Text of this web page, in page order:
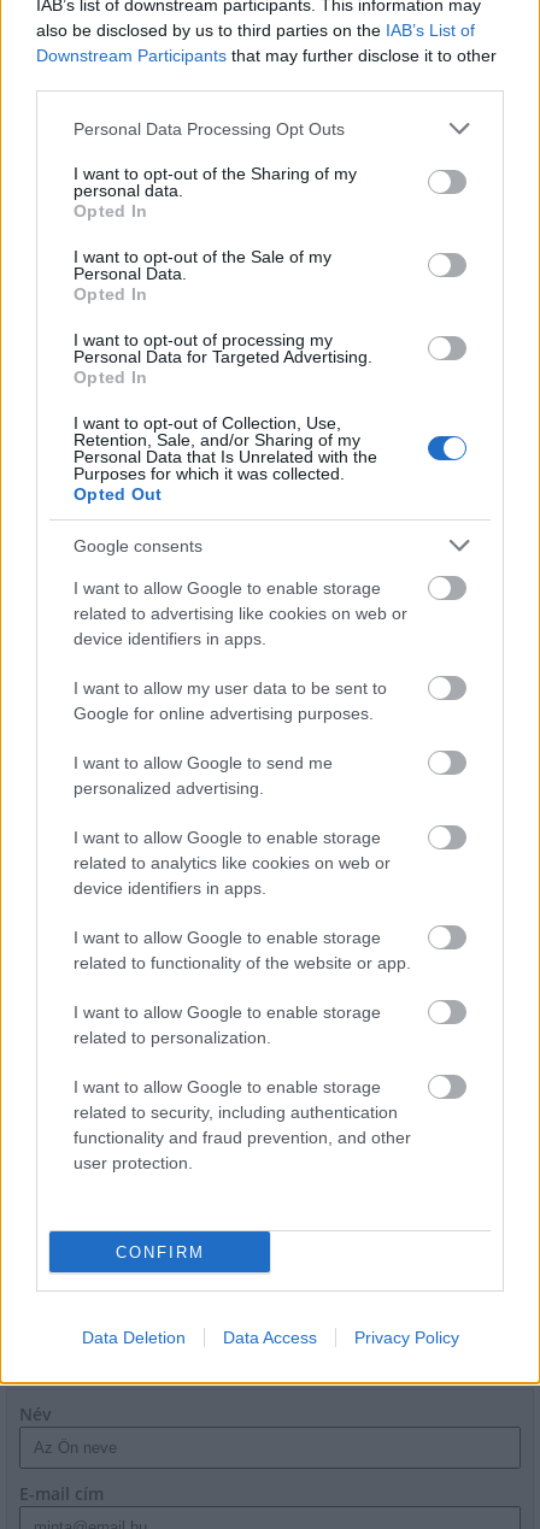
IAB’s list of downstream participants. This information may
also be disclosed by us to third parties on the IAB’s List of
Downstream Participants that may further disclose it to other
Please note that this website/app uses one or more Google
not limited to your visit or usage behaviour. You may click to
grant or deny consent to Google and its third-party tags to
use your data for below specified purposes in below Google
consent section.
Personal Data Processing Opt Outs
I want to opt-out of the Sharing of my
personal data.
Opted In
I want to opt-out of the Sale of my
Personal Data.
Opted In
I want to opt-out of processing my
Personal Data for Targeted Advertising.
Opted In
I want to opt-out of Collection, Use,
Retention, Sale, and/or Sharing of my
Personal Data that Is Unrelated with the
Purposes for which it was collected.
Opted Out
Google consents
I want to allow Google to enable storage
related to advertising like cookies on web or
device identifiers in apps.
I want to allow my user data to be sent to
Google for online advertising purposes.
I want to allow Google to send me
personalized advertising.
I want to allow Google to enable storage
related to analytics like cookies on web or
device identifiers in apps.
I want to allow Google to enable storage
related to functionality of the website or app.
I want to allow Google to enable storage
related to personalization.
I want to allow Google to enable storage
related to security, including authentication
functionality and fraud prevention, and other
user protection.
CONFIRM
Data Deletion Data Access Privacy Policy
MAGYAR ÉPÍTŐK
Látványos építési szakasz indult be a Flórián téri
felüljárón
A tartós nyári hőség jelentős kihívás elé állítja a KM Építőt,
ennek ellenére folyamatosan halad az aszfaltozás.
Paks II.: Mit jelent az 5. blokk új
mérföldköve a felülvizsgálat
árnyékában?
Elkészült a Liszt Ferenc repülőtér
közműhálózatának fejlesztése
Látlelet a hazai víziközművekről?
Egyetlen, fél évszázados vezetéken
Épített öröksége megújításával is készül
Mohács a csata ötszázadik
HÍRLEVÉL
Név
E-mail cím